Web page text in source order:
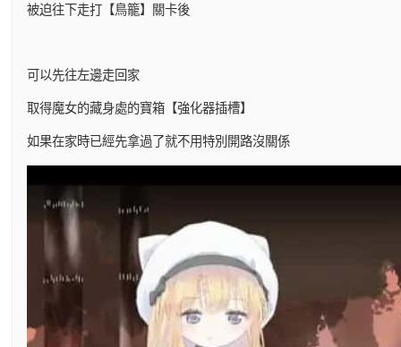
被迫往下走打【鳥籠】關卡後
可以先往左邊走回家
取得魔女的藏身處的寶箱【強化器插槽】
如果在家時已經先拿過了就不用特別開路沒關係